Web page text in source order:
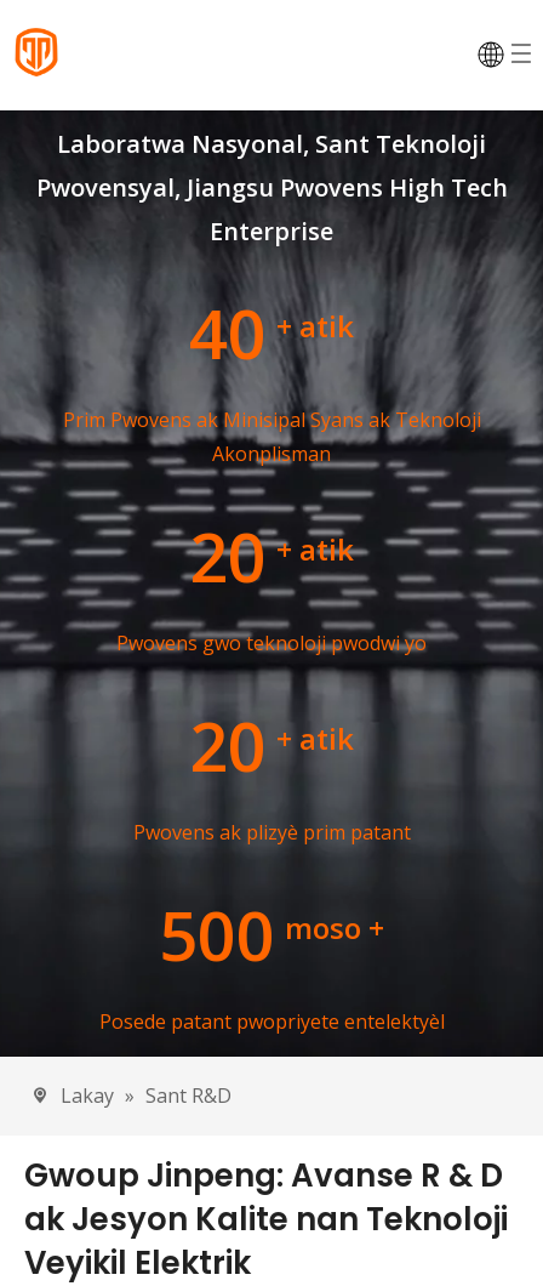
Laboratwa Nasyonal, Sant Teknoloji
Pwovensyal, Jiangsu Pwovens High Tech
Enterprise
40 + atik
Prim Pwovens ak Minisipal Syans ak Teknoloji
Akonplisman
20 + atik
Pwovens gwo teknoloji pwodwi yo
20 + atik
Pwovens ak plizyè prim patant
500 moso +
Posede patant pwopriyete entelektyèl
Lakay » Sant R&D
Gwoup Jinpeng: Avanse R & D
ak Jesyon Kalite nan Teknoloji
Veyikil Elektrik